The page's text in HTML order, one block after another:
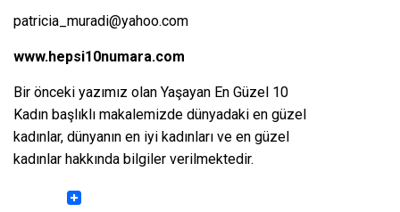
patricia_muradi@yahoo.com
www.hepsi10numara.com
Bir önceki yazımız olan Yaşayan En Güzel 10
Kadın başlıklı makalemizde dünyadaki en güzel
kadınlar, dünyanın en iyi kadınları ve en güzel
kadınlar hakkında bilgiler verilmektedir.